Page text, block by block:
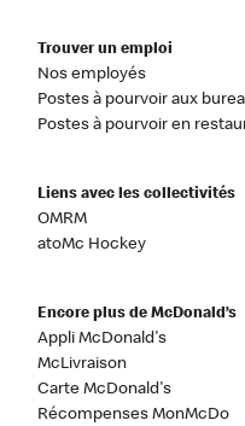
Trouver un emploi
Nos employés
Postes à pourvoir aux
Postes à pourvoir en
Liens avec les collectivités
OMRM
atoMc Hockey
Encore plus de McDonald’s
Appli McDonald's
McLivraison
Carte McDonald's
Récompenses MonMcDo